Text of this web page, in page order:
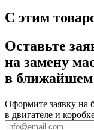
С этим
Оставьте
на замену
в ближайшем
Оформите заявку на
в двигателе и